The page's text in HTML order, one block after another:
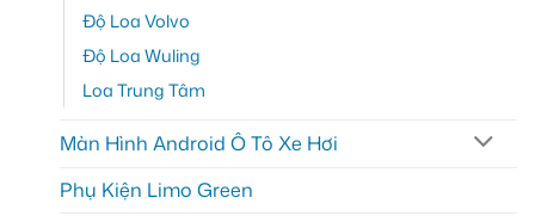
Độ Loa Volvo
Độ Loa Wuling
Loa Trung Tâm
Màn Hình Android Ô Tô Xe Hơi
Phụ Kiện Limo Green